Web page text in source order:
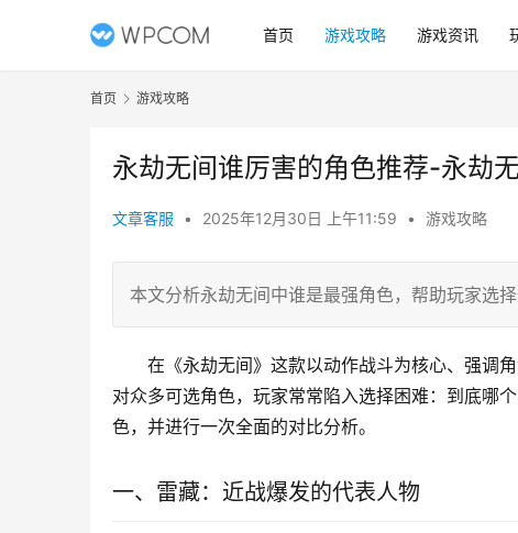
首页 游戏攻略 游戏资讯
首页 游戏攻略
永劫无间谁厉害的角色推荐-永劫
文章客服 • 2025年12月30日 上午11:59 • 游戏攻略
本文分析永劫无间中谁是最强角色，帮助玩家选择
在《永劫无间》这款以动作战斗为核心、强调
对众多可选角色，玩家常常陷入选择困难：到底哪
色，并进行一次全面的对比分析。
一、雷藏：近战爆发的代表人物